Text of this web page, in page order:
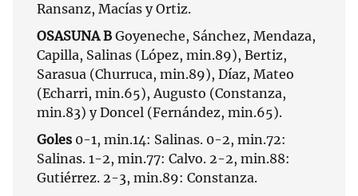
Ransanz, Macías y Ortiz.
OSASUNA B Goyeneche, Sánchez, Mendaza,
Capilla, Salinas (López, min.89), Bertiz,
Sarasua (Churruca, min.89), Díaz, Mateo
(Echarri, min.65), Augusto (Constanza,
min.83) y Doncel (Fernández, min.65).
Goles 0-1, min.14: Salinas. 0-2, min.72:
Salinas. 1-2, min.77: Calvo. 2-2, min.88:
Gutiérrez. 2-3, min.89: Constanza.